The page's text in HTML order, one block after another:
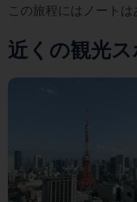
この旅程にはノートは
近くの観光ス